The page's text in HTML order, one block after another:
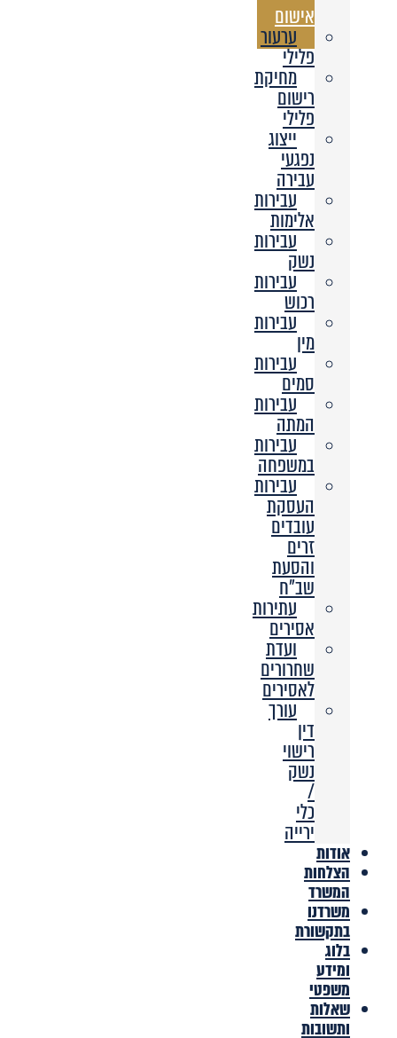
אישום
ערעור
פלילי
מחיקת
רישום
פלילי
ייצוג
נפגעי
עבירה
עבירות
אלימות
עבירות
נשק
עבירות
רכוש
עבירות
מין
עבירות
סמים
עבירות
המתה
עבירות
במשפחה
עבירות
העסקת
עובדים
זרים
והסעת
שב”ח
עתירות
אסירים
ועדת
שחרורים
לאסירים
עורך
דין
רישוי
נשק
/
כלי
ירייה
אודות
הצלחות
המשרד
משרדנו
בתקשורת
בלוג
ומידע
משפטי
שאלות
ותשובות